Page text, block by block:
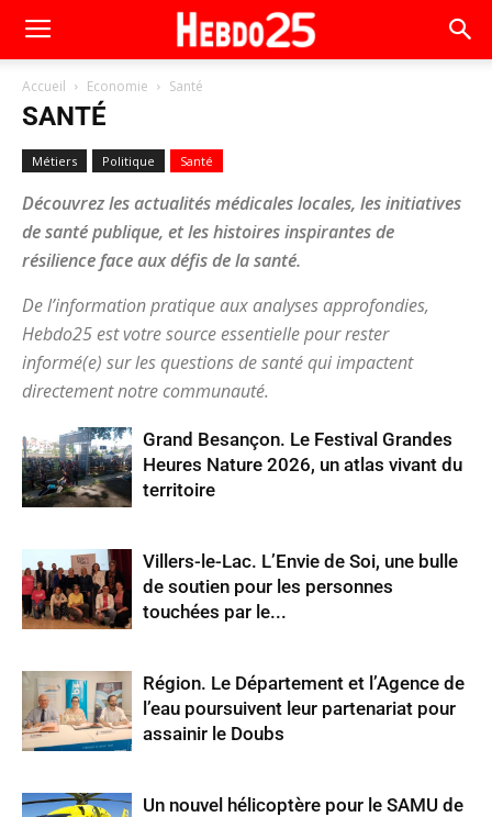
Accueil Economie Santé
SANTÉ
Métiers Politique Santé
Découvrez les actualités médicales locales, les initiatives
de santé publique, et les histoires inspirantes de
résilience face aux défis de la santé.
De l’information pratique aux analyses approfondies,
Hebdo25 est votre source essentielle pour rester
informé(e) sur les questions de santé qui impactent
directement notre communauté.
Grand Besançon. Le Festival Grandes
Heures Nature 2026, un atlas vivant du
territoire
Villers-le-Lac. L’Envie de Soi, une bulle
de soutien pour les personnes
touchées par le...
Région. Le Département et l’Agence de
l’eau poursuivent leur partenariat pour
assainir le Doubs
Un nouvel hélicoptère pour le SAMU de